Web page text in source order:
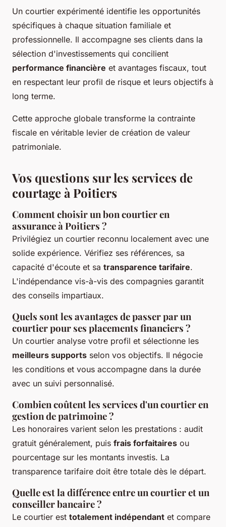
Un courtier expérimenté identifie les opportunités
spécifiques à chaque situation familiale et
professionnelle. Il accompagne ses clients dans la
sélection d'investissements qui concilient
performance financière et avantages fiscaux, tout
en respectant leur profil de risque et leurs objectifs à
long terme.
Cette approche globale transforme la contrainte
fiscale en véritable levier de création de valeur
patrimoniale.
Vos questions sur les services de
courtage à Poitiers
Comment choisir un bon courtier en
assurance à Poitiers ?
Privilégiez un courtier reconnu localement avec une
solide expérience. Vérifiez ses références, sa
capacité d'écoute et sa transparence tarifaire.
L'indépendance vis-à-vis des compagnies garantit
des conseils impartiaux.
Quels sont les avantages de passer par un
courtier pour ses placements financiers ?
Un courtier analyse votre profil et sélectionne les
meilleurs supports selon vos objectifs. Il négocie
les conditions et vous accompagne dans la durée
avec un suivi personnalisé.
Combien coûtent les services d'un courtier en
gestion de patrimoine ?
Les honoraires varient selon les prestations : audit
gratuit généralement, puis frais forfaitaires ou
pourcentage sur les montants investis. La
transparence tarifaire doit être totale dès le départ.
Quelle est la différence entre un courtier et un
conseiller bancaire ?
Le courtier est totalement indépendant et compare